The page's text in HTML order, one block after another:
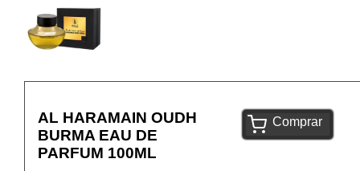
AL HARAMAIN OUDH
BURMA EAU DE
PARFUM 100ML
Comprar